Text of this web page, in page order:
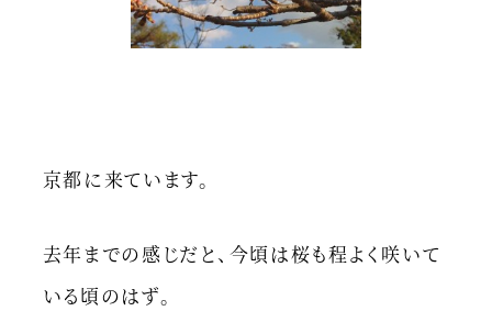
京都に来ています。
去年までの感じだと、今頃は桜も程よく咲いて
いる頃のはず。